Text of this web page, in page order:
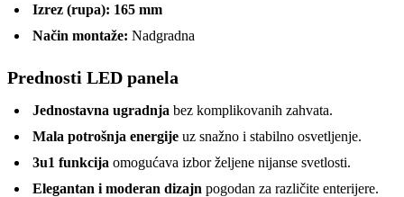
Izrez (rupa): 165 mm
Način montaže: Nadgradna
Prednosti LED panela
Jednostavna ugradnja bez komplikovanih zahvata.
Mala potrošnja energije uz snažno i stabilno osvetljenje.
3u1 funkcija omogućava izbor željene nijanse svetlosti.
Elegantan i moderan dizajn pogodan za različite enterijere.